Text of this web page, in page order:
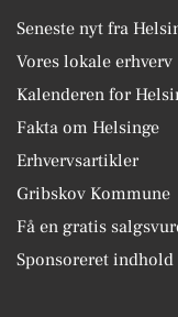
Seneste nyt fra
Vores lokale erhverv
Kalenderen for
Fakta om Helsinge
Erhvervsartikler
Gribskov Kommune
Få en gratis
Sponsoreret indhold